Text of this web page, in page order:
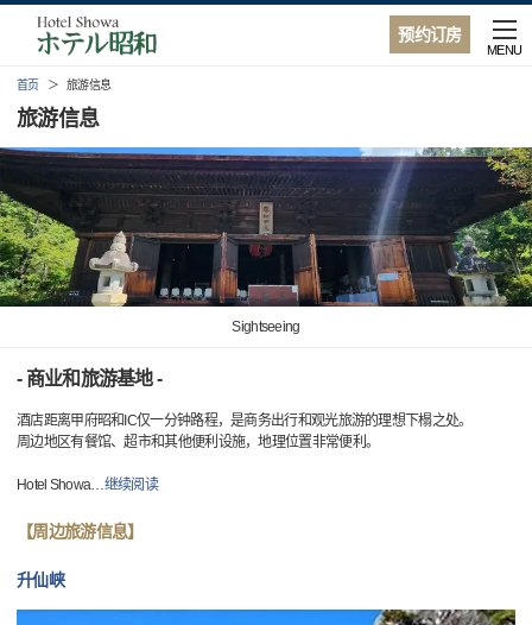
预约订房
MENU
首页 旅游信息
旅游信息
Sightseeing
- 商业和旅游基地 -
酒店距离甲府昭和IC仅一分钟路程，是商务出行和观光旅游的理想下榻之处。
周边地区有餐馆、超市和其他便利设施，地理位置非常便利。
Hotel Showa…继续阅读
【周边旅游信息】
升仙峡